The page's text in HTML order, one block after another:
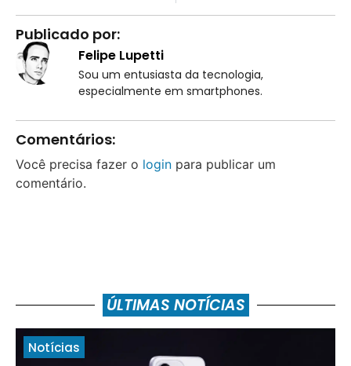
Publicado por:
Felipe Lupetti
Sou um entusiasta da tecnologia,
especialmente em smartphones.
Comentários:
Você precisa fazer o login para publicar um
comentário.
ÚLTIMAS NOTÍCIAS
Notícias